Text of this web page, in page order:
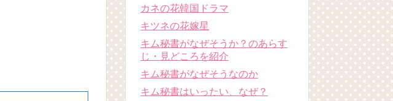
カネの花韓国ドラマ
キツネの花嫁星
キム秘書がなぜそうか？のあらす
じ・見どころを紹介
キム秘書がなぜそうなのか
キム秘書はいったい、なぜ？